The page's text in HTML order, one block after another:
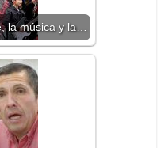
la música y la…